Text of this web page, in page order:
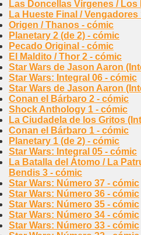
Las Doncellas Vírgenes / Los
La Hueste Final / Vengadores
Origen / Thanos - cómic
Planetary 2 (de 2) - cómic
Pecado Original - cómic
El Maldito / Thor 2 - cómic
Star Wars de Jason Aaron
Star Wars: Integral 06 - cómic
Star Wars de Jason Aaron
Conan el Bárbaro 2 - cómic
Shock Anthology 1 - cómic
La Ciudadela de los Gritos
Conan el Bárbaro 1 - cómic
Planetary 1 (de 2) - cómic
Star Wars: Integral 05 - cómic
La Batalla del Átomo / La
Bendis 3 - cómic
Star Wars: Número 37 - cómic
Star Wars: Número 36 - cómic
Star Wars: Número 35 - cómic
Star Wars: Número 34 - cómic
Star Wars: Número 33 - cómic